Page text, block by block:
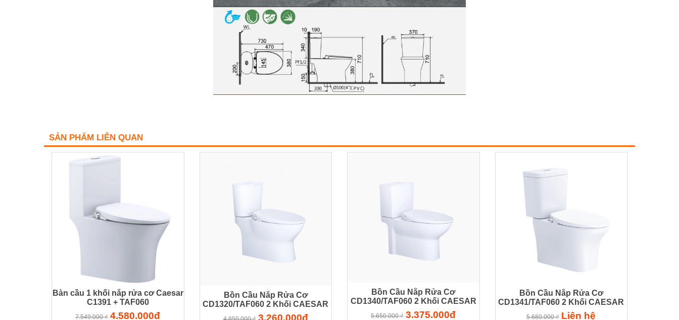
SẢN PHẨM LIÊN QUAN
Bàn cầu 1 khối nắp rửa cơ Caesar
C1391 + TAF060
7.549.000 ₫ 4.580.000đ
Bồn Cầu Nắp Rửa Cơ
CD1320/TAF060 2 Khối CAESAR
3.260.000đ
Bồn Cầu Nắp Rửa Cơ
CD1340/TAF060 2 Khối CAESAR
5.650.000 ₫ 3.375.000đ
Bồn Cầu Nắp Rửa Cơ
CD1341/TAF060 2 Khối CAESAR
5.680.000 ₫ Liên hệ